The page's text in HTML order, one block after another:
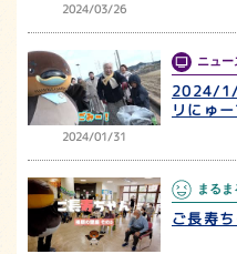
2024/03/26
2024/01/31
ニュー
2024/1/
リにゅ
まる
ご長寿